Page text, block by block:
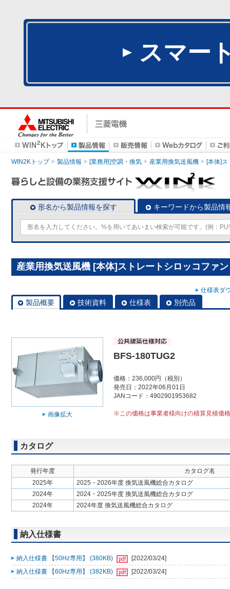
スマー
WIN2Kトップ 製品情報 [業務用]空調・換気 産業用換気送風機 [本体]
形名から製品情報を探す キーワードから製品情
産業用換気送風機 [本体]ストレートシロッコファ
仕様表ダ
製品概要 技術資料 仕様表 別売品
画像拡大
BFS-180TUG2
価格：236,000円（税別）
発売日：2022年06月01日
JANコード：4902901953682
※この価格は事業者様向けの積算見積価
カタログ
発行年度
カタログ名
2025年
2025・2026年度 換気送風機総合カタログ
2024年
2024・2025年度 換気送風機総合カタログ
2024年
2024年度 換気送風機総合カタログ
納入仕様書
納入仕様書 【50Hz専用】 (380KB)
[2022/03/24]
納入仕様書 【60Hz専用】 (382KB)
[2022/03/24]